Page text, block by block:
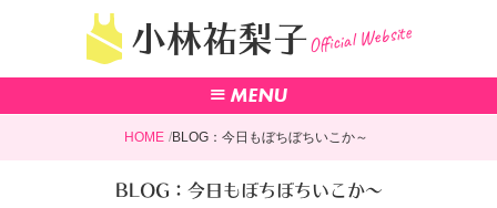
小林祐梨子Official Website
HOME BLOG：今日もぼちぼちいこか～
BLOG：今日もぼちぼちいこか～